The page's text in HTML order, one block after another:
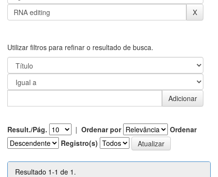
Utilizar filtros para refinar o resultado de busca.
Result./Pág. | Ordenar por
Ordenar
Registro(s)
Resultado 1-1 de 1.